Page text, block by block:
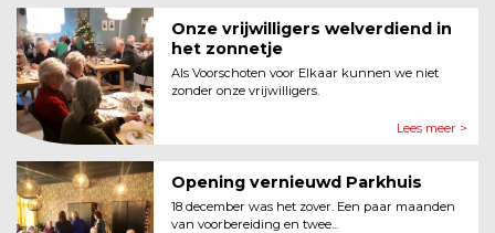
Onze vrijwilligers welverdiend in
het zonnetje
Als Voorschoten voor Elkaar kunnen we niet
zonder onze vrijwilligers.
Lees meer >
Opening vernieuwd Parkhuis
18 december was het zover. Een paar maanden
van voorbereiding en twee...